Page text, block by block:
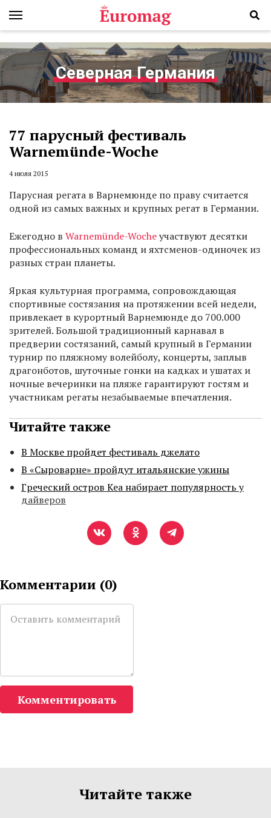
Северная Германия
77 парусный фестиваль
Warnemünde-Woche
4 июля 2015
Парусная регата в Варнемюнде по праву считается
одной из самых важных и крупных регат в Германии.
Ежегодно в Warnemünde-Wocheучаствуют десятки
профессиональных команд и яхтсменов-одиночек из
разных стран планеты.
Яркая культурная программа, сопровождающая
спортивные состязания на протяжении всей недели,
привлекает в курортный Варнемюнде до 700.000
зрителей. Большой традиционный карнавал в
предверии состязаний, самый крупный в Германии
турнир по пляжному волейболу, концерты, заплыв
драгонботов, шуточные гонки на кадках и ушатах и
ночные вечеринки на пляже гарантируют гостям и
участникам регаты незабываемые впечатления.
Читайте также
В Москве пройдет фестиваль джелато
В «Сыроварне» пройдут итальянские ужины
Греческий остров Кеа набирает популярность у
дайверов
Комментарии (0)
Комментировать
Читайте также